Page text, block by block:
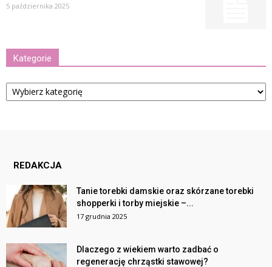
5 października 2025
Kategorie
Kategorie
REDAKCJA
Tanie torebki damskie oraz skórzane torebki
shopperki i torby miejskie –...
17 grudnia 2025
Dlaczego z wiekiem warto zadbać o
regenerację chrząstki stawowej?